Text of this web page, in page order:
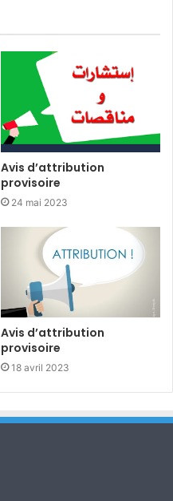
Avis d’attribution
provisoire
24 mai 2023
Avis d’attribution
provisoire
18 avril 2023